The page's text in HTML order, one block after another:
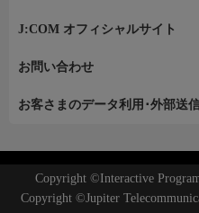
J:COM オフィシャルサイト
お問い合わせ
お客さまのデータ利用･外部送
Copyright ©Interactive
Copyright ©Jupiter